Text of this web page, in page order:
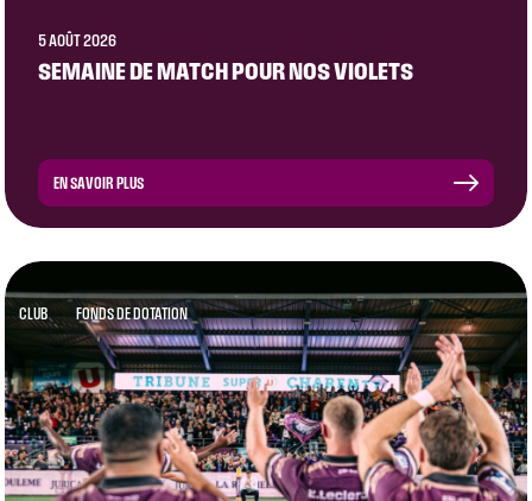
5 AOÛT 2026
SEMAINE DE MATCH POUR NOS VIOLETS
EN SAVOIR PLUS
CLUB FONDS DE DOTATION